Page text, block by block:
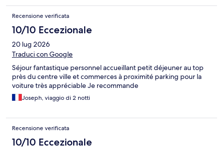
Recensione verificata
10/10 Eccezionale
20 lug 2026
Traduci con Google
Séjour fantastique personnel accueillant petit déjeuner au top
près du centre ville et commerces à proximité parking pour la
voiture très appréciable Je recommande
Joseph, viaggio di 2 notti
Recensione verificata
10/10 Eccezionale